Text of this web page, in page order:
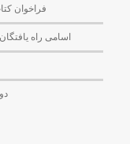
فراخوان
اسامی راه